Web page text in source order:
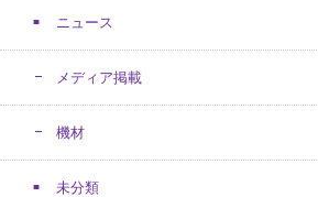
ニュース
メディア掲載
機材
未分類